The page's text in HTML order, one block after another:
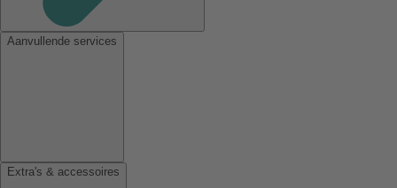
Aanvullende services
Extra's & accessoires